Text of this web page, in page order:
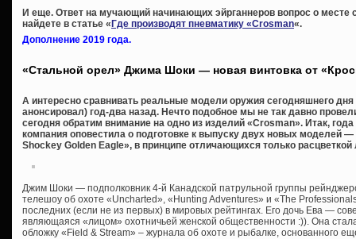
И еще. Ответ на мучающий начинающих эйрганнеров вопрос о месте
найдете в статье «Где производят пневматику «Crosman«.
Дополнение 2019 года.
«Стальной орел» Джима Шоки — новая винтовка от
А интересно сравнивать реальные модели оружия сегодняшнего
анонсировал) год-два назад. Нечто подобное мы не так давно
сегодня обратим внимание на одно из изделий «Crosman». Итак,
компания оповестила о подготовке к выпуску двух новых моделей
Shockey Golden Eagle», в принципе отличающихся только расцветкой
Джим Шоки — подполковник 4-й Канадской патрульной группы
телешоу об охоте «Uncharted», «Hunting Adventures» и «The
последних (если не из первых) в мировых рейтингах. Его дочь Ева —
являющаяся «лицом» охотничьей женской общественности :)). Она
обложку «Field & Stream» – журнала об охоте и рыбалке, основанного